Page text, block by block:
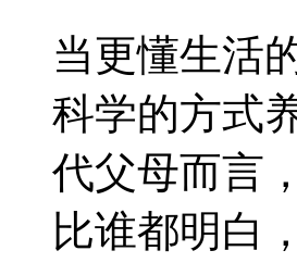
当更懂生活
科学的方式
代父母而言
比谁都明白